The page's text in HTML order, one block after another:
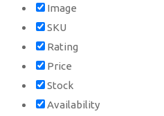
Image
SKU
Rating
Price
Stock
Availability